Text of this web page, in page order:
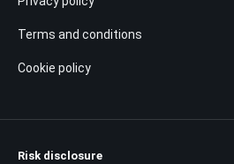
Terms and conditions
Cookie policy
Risk disclosure